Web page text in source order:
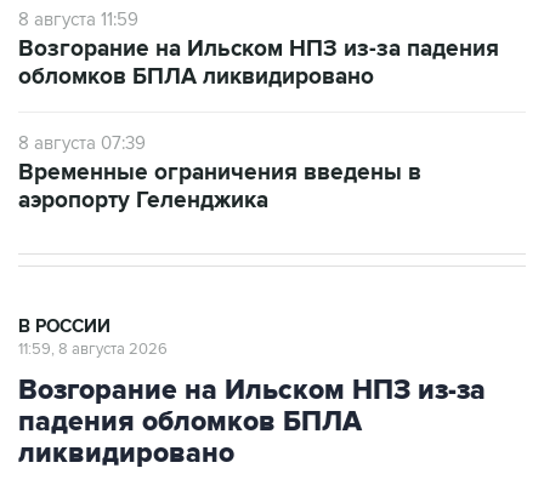
8 августа 11:59
Возгорание на Ильском НПЗ из-за падения
обломков БПЛА ликвидировано
8 августа 07:39
Временные ограничения введены в
аэропорту Геленджика
В РОССИИ
11:59, 8 августа 2026
Возгорание на Ильском НПЗ из-за
падения обломков БПЛА
ликвидировано